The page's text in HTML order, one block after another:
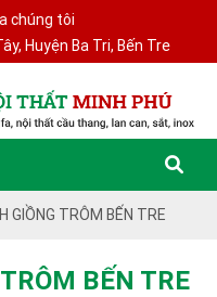
tôi
Huyện Ba Tri, Bến Tre
GIỒNG TRÔM BẾN TRE
BẾN TRE